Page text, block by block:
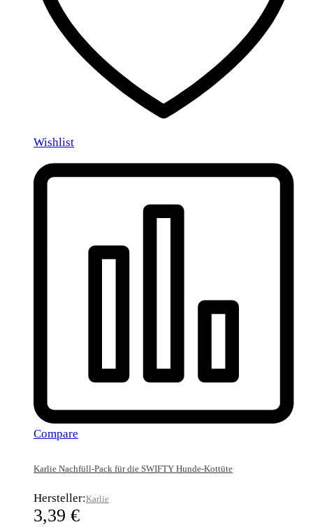
Wishlist
Compare
Karlie Nachfüll-Pack für die SWIFTY Hunde-Kottüte
Hersteller:Karlie
3,39 €